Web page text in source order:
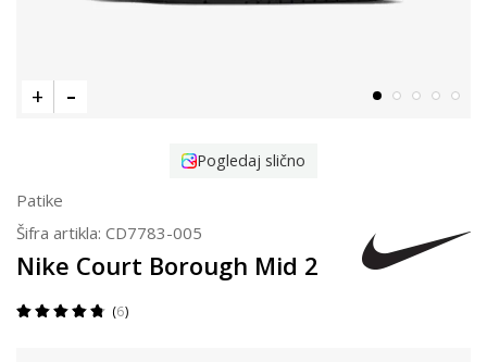
Pogledaj slično
Patike
Šifra artikla: CD7783-005
Nike Court Borough Mid 2
6